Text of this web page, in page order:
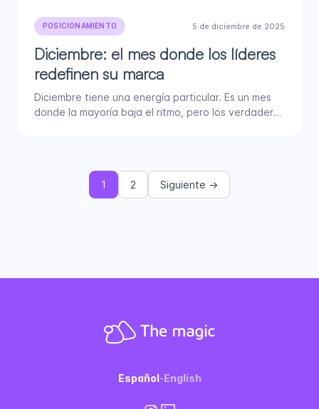
POSICIONAMIENTO 5 de diciembre de 2025
Diciembre: el mes donde los líderes
redefinen su marca
Diciembre tiene una energía particular. Es un mes
donde la mayoría baja el ritmo, pero los verdaderos
Paginación1 2 Siguiente →
Español-English